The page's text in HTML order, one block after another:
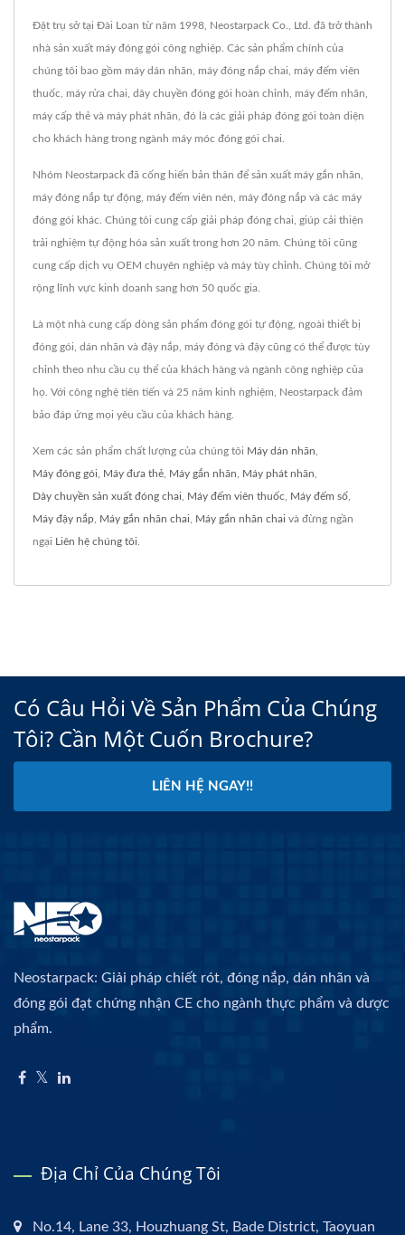
Đặt trụ sở tại Đài Loan từ năm 1998, Neostarpack Co., Ltd. đã trở thành
nhà sản xuất máy đóng gói công nghiệp. Các sản phẩm chính của
chúng tôi bao gồm máy dán nhãn, máy đóng nắp chai, máy đếm viên
thuốc, máy rửa chai, dây chuyền đóng gói hoàn chỉnh, máy đếm nhãn,
máy cấp thẻ và máy phát nhãn, đó là các giải pháp đóng gói toàn diện
cho khách hàng trong ngành máy móc đóng gói chai.
Nhóm Neostarpack đã cống hiến bản thân để sản xuất máy gắn nhãn,
máy đóng nắp tự động, máy đếm viên nén, máy đóng nắp và các máy
đóng gói khác. Chúng tôi cung cấp giải pháp đóng chai, giúp cải thiện
trải nghiệm tự động hóa sản xuất trong hơn 20 năm. Chúng tôi cũng
cung cấp dịch vụ OEM chuyên nghiệp và máy tùy chỉnh. Chúng tôi mở
rộng lĩnh vực kinh doanh sang hơn 50 quốc gia.
Là một nhà cung cấp dòng sản phẩm đóng gói tự động, ngoài thiết bị
đóng gói, dán nhãn và đậy nắp, máy đóng và đậy cũng có thể được tùy
chỉnh theo nhu cầu cụ thể của khách hàng và ngành công nghiệp của
họ. Với công nghệ tiên tiến và 25 năm kinh nghiệm, Neostarpack đảm
bảo đáp ứng mọi yêu cầu của khách hàng.
Xem các sản phẩm chất lượng của chúng tôi Máy dán nhãn
Máy đóng gói Máy đưa thẻ Máy gắn nhãn Máy phát nhãn
Dây chuyền sản xuất đóng chai Máy đếm viên thuốc Máy đếm số
Máy đậy nắp Máy gắn nhãn chai Máy gắn nhãn chai và đừng ngần
ngại Liên hệ chúng tôi
Có Câu Hỏi Về Sản Phẩm Của Chúng
Tôi? Cần Một Cuốn Brochure?
LIÊN HỆ NGAY!!
Neostarpack: Giải pháp chiết rót, đóng nắp, dán nhãn và
đóng gói đạt chứng nhận CE cho ngành thực phẩm và dược
phẩm.
Địa Chỉ Của Chúng Tôi
No.14, Lane 33, Houzhuang St, Bade District, Taoyuan